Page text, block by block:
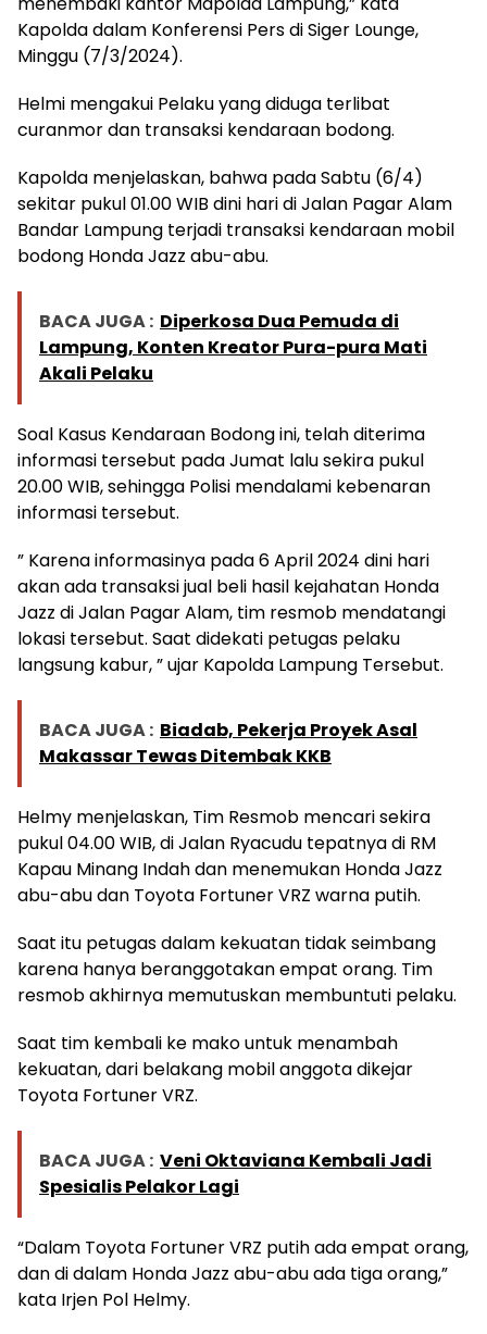
Kapolda dalam Konferensi Pers di Siger Lounge,
Minggu (7/3/2024).
Helmi mengakui Pelaku yang diduga terlibat
curanmor dan transaksi kendaraan bodong.
Kapolda menjelaskan, bahwa pada Sabtu (6/4)
sekitar pukul 01.00 WIB dini hari di Jalan Pagar Alam
Bandar Lampung terjadi transaksi kendaraan mobil
bodong Honda Jazz abu-abu.
BACA JUGA : Diperkosa Dua Pemuda di
Lampung, Konten Kreator Pura-pura Mati
Akali Pelaku
Soal Kasus Kendaraan Bodong ini, telah diterima
informasi tersebut pada Jumat lalu sekira pukul
20.00 WIB, sehingga Polisi mendalami kebenaran
informasi tersebut.
” Karena informasinya pada 6 April 2024 dini hari
akan ada transaksi jual beli hasil kejahatan Honda
Jazz di Jalan Pagar Alam, tim resmob mendatangi
lokasi tersebut. Saat didekati petugas pelaku
langsung kabur, ” ujar Kapolda Lampung Tersebut.
BACA JUGA : Biadab, Pekerja Proyek Asal
Makassar Tewas Ditembak KKB
Helmy menjelaskan, Tim Resmob mencari sekira
pukul 04.00 WIB, di Jalan Ryacudu tepatnya di RM
Kapau Minang Indah dan menemukan Honda Jazz
abu-abu dan Toyota Fortuner VRZ warna putih.
Saat itu petugas dalam kekuatan tidak seimbang
karena hanya beranggotakan empat orang. Tim
resmob akhirnya memutuskan membuntuti pelaku.
Saat tim kembali ke mako untuk menambah
kekuatan, dari belakang mobil anggota dikejar
Toyota Fortuner VRZ.
BACA JUGA : Veni Oktaviana Kembali Jadi
Spesialis Pelakor Lagi
“Dalam Toyota Fortuner VRZ putih ada empat orang,
dan di dalam Honda Jazz abu-abu ada tiga orang,”
kata Irjen Pol Helmy.